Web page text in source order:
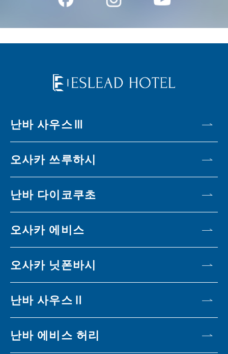
난바 사우스Ⅲ
오사카 쓰루하시
난바 다이코쿠초
오사카 에비스
오사카 닛폰바시
난바 사우스Ⅱ
난바 에비스 허리